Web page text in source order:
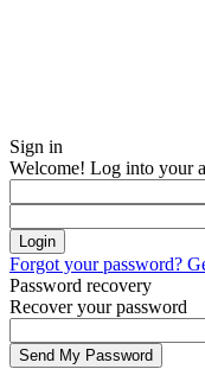
Sign in
Welcome! Log into your
Forgot your password?
Password recovery
Recover your password